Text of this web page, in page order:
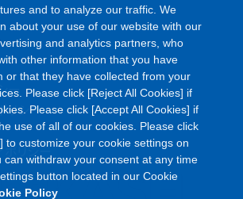
ー
リシー
ポリシー
and to analyze our traffic. We
about your use of our website with our
and analytics partners, who
other information that you have
or that they have collected from your
Please click [Reject All Cookies] if
Please click [Accept All Cookies] if
use of all of our cookies. Please click
to customize your cookie settings on
can withdraw your consent at any time
button located in our Cookie
Policy